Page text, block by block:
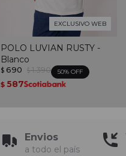
EXCLUSIVO WEB
POLO LUVIAN RUSTY -
Blanco
$ 690 $ 1.390 50
$ 587
Envios
a todo el país